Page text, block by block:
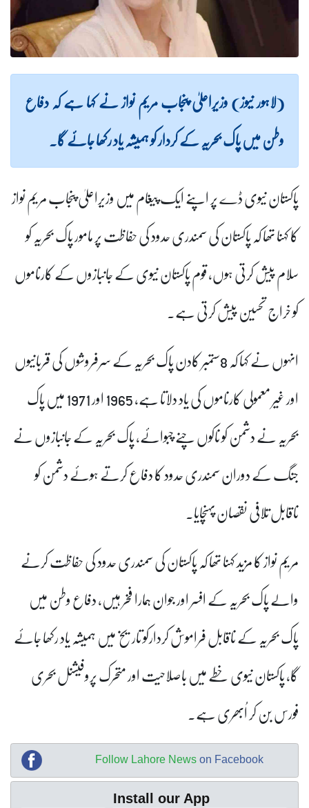
(لاہور نیوز) وزیراعلیٰ پنجاب مریم نواز نے کہا ہے کہ دفاع
وطن میں پاک بحریہ کے کردار کو ہمیشہ یاد رکھا جائے گا۔
پاکستان نیوی ڈے پر اپنے ایک پیغام میں وزیراعلیٰ پنجاب مریم نواز
کا کہنا تھا کہ پاکستان کی سمندری حدود کی حفاظت پر مامور پاک بحریہ کو
سلام پیش کرتی ہوں، قوم پاکستان نیوی کے جانبازوں کے کارناموں
کو خراج تحسین پیش کرتی ہے۔
انہوں نے کہا کہ 8ستمبر کادن پاک بحریہ کے سرفروشوں کی قربانیوں
اور غیر معمولی کارناموں کی یاد دلاتا ہے، 1965 اور 1971 میں پاک
بحریہ نے دشمن کو ناکوں چنے چبوائے، پاک بحریہ کے جانبازوں نے
جنگ کے دوران سمندری حدود کا دفاع کرتے ہوئے دشمن کو
ناقابل تلافی نقصان پہنچایا۔
مریم نواز کا مزید کہنا تھا کہ پاکستان کی سمندری حدود کی حفاظت کرنے
والے پاک بحریہ کے افسر اور جوان ہمارا فخر ہیں، دفاع وطن میں
پاک بحریہ کے ناقابل فراموش کردارکو تاریخ میں ہمیشہ یاد رکھا جائے
گا، پاکستان نیوی خطے میں باصلاحیت اور متحرک پروفیشنل بحری
فورس بن کر اُبھری ہے۔
Follow Lahore News on Facebook
Install our App